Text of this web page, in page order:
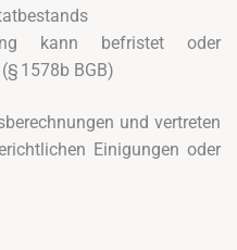
kann befristet oder
1578b BGB)
und vertreten
Einigungen oder